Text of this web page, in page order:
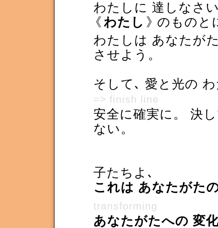
わたしに 達しなさ
《 わたし 》のものと
わたしは あなたが
させよう。
そして､ 愛と光の
=> finish line
安全に確実に。 決
ない。
子たちよ､
これは あなたがた
transforming
あなたがたへの 変